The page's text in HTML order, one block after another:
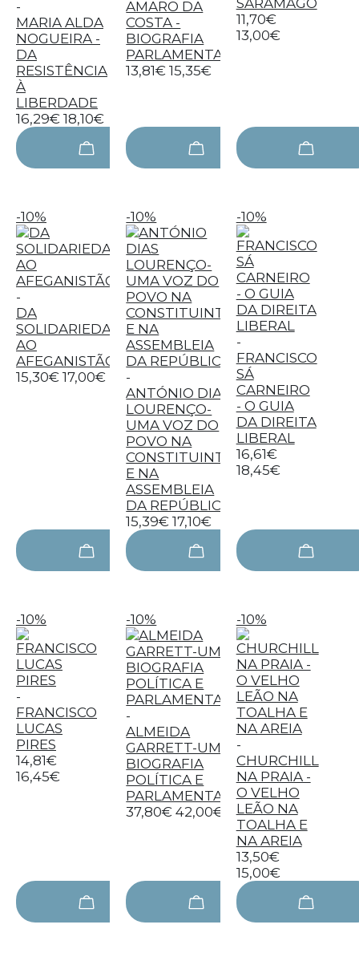
-
MARIA ALDA
NOGUEIRA -
DA
RESISTÊNCIA
À
LIBERDADE
16,29€ 18,10€
AMARO DA
COSTA -
BIOGRAFIA
PARLAMENTAR
13,81€ 15,35€
SARAMAGO
11,70€
13,00€
-10%
-
DA
SOLIDARIEDADE
AO
AFEGANISTÃO
15,30€ 17,00€
-10%
-
ANTÓNIO DIAS
LOURENÇO-
UMA VOZ DO
POVO NA
CONSTITUINTE
E NA
ASSEMBLEIA
DA REPÚBLICA
15,39€ 17,10€
-10%
-
FRANCISCO
SÁ
CARNEIRO
- O GUIA
DA DIREITA
LIBERAL
16,61€
18,45€
-10%
-
FRANCISCO
LUCAS
PIRES
14,81€
16,45€
-10%
-
ALMEIDA
GARRETT-UMA
BIOGRAFIA
POLÍTICA E
PARLAMENTAR
37,80€ 42,00€
-10%
-
CHURCHILL
NA PRAIA -
O VELHO
LEÃO NA
TOALHA E
NA AREIA
13,50€
15,00€